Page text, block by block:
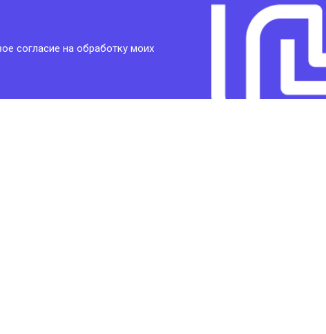
согласие на обработку моих